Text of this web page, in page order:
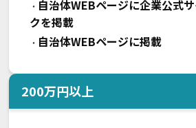
・ 自治体WEBページに企業公式
クを掲載
・ 自治体WEBページに掲載
200万円以上